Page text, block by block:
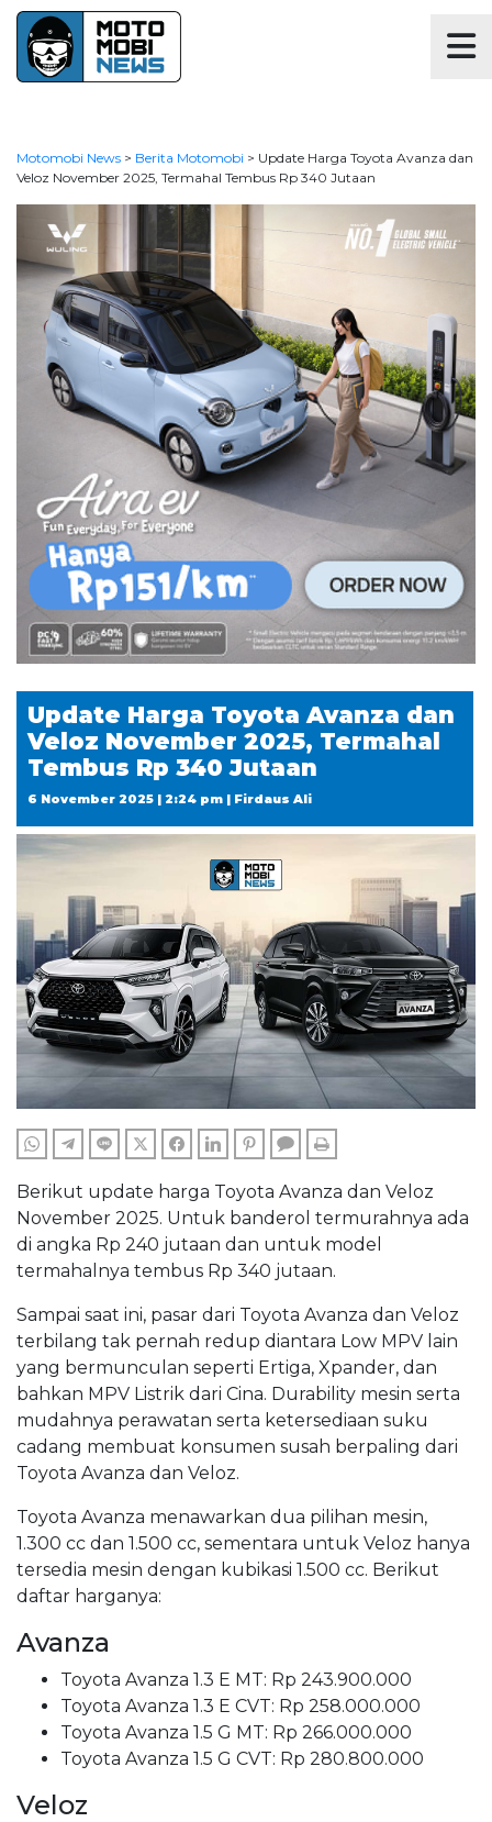
Motomobi News > Berita Motomobi > Update Harga Toyota Avanza dan
Veloz November 2025, Termahal Tembus Rp 340 Jutaan
Update Harga Toyota Avanza dan
Veloz November 2025, Termahal
Tembus Rp 340 Jutaan
6 November 2025 | 2:24 pm | Firdaus Ali
WHATSAPPTELEGRAM
LINE TWITTERFACEBOOKLINKEDINPINTERESTCOMMENTS
Berikut update harga Toyota Avanza dan Veloz
November 2025. Untuk banderol termurahnya ada
di angka Rp 240 jutaan dan untuk model
termahalnya tembus Rp 340 jutaan.
Sampai saat ini, pasar dari Toyota Avanza dan Veloz
terbilang tak pernah redup diantara Low MPV lain
yang bermunculan seperti Ertiga, Xpander, dan
bahkan MPV Listrik dari Cina. Durability mesin serta
mudahnya perawatan serta ketersediaan suku
cadang membuat konsumen susah berpaling dari
Toyota Avanza dan Veloz.
Toyota Avanza menawarkan dua pilihan mesin,
1.300 cc dan 1.500 cc, sementara untuk Veloz hanya
tersedia mesin dengan kubikasi 1.500 cc. Berikut
daftar harganya:
Avanza
Toyota Avanza 1.3 E MT: Rp 243.900.000
Toyota Avanza 1.3 E CVT: Rp 258.000.000
Toyota Avanza 1.5 G MT: Rp 266.000.000
Toyota Avanza 1.5 G CVT: Rp 280.800.000
Veloz